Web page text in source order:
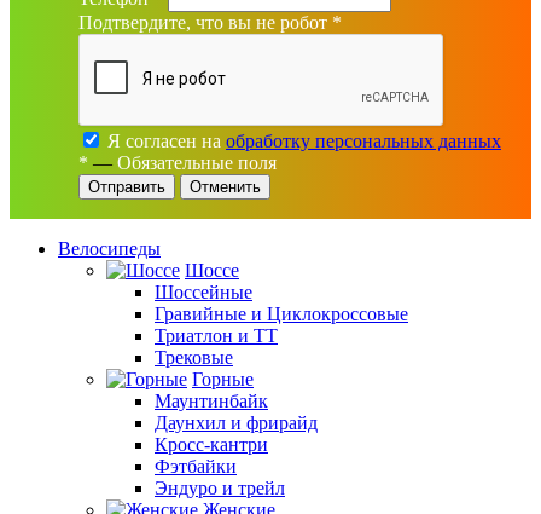
Подтвердите, что вы не робот *
Я согласен на обработку персональных данных
* — Обязательные поля
Отменить
Велосипеды
Шоссе
Шоссейные
Гравийные и Циклокроссовые
Триатлон и ТТ
Трековые
Горные
Маунтинбайк
Даунхил и фрирайд
Кросс-кантри
Фэтбайки
Эндуро и трейл